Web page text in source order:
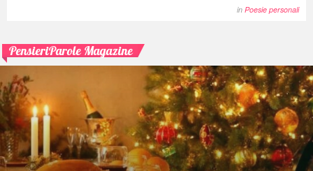
in Poesie personali
PensieriParole Magazine